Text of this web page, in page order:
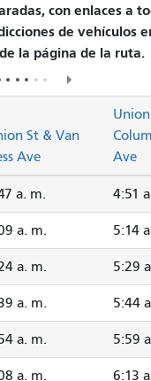
con enlaces a
de vehículos
de la página de la ruta.
St & Van
Ave
Ave
a. m. 4:51
a. m. 5:14
a. m. 5:29
a. m. 5:44
a. m. 5:59
a. m. 6:13